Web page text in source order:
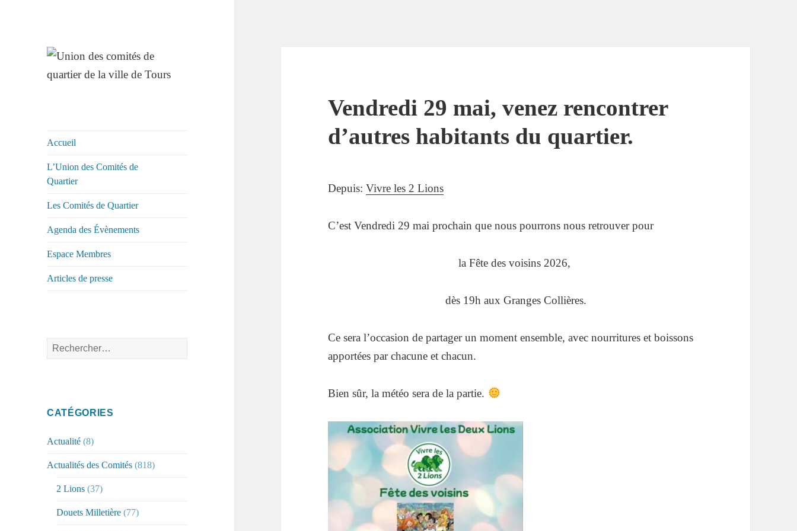
quartier de la ville
de Tours
Accueil
L’Union des Comités de
Quartier
Les Comités de Quartier
Agenda des Évènements
Espace Membres
Articles de presse
Rechercher :
CATÉGORIES
Actualité (8)
Actualités des Comités (818)
2 Lions (37)
Douets Milletière (77)
Vendredi 29 mai, venez rencontrer
d’autres habitants du quartier.
Depuis:Vivre les 2 Lions
C’est Vendredi 29 mai prochain que nous pourrons nous retrouver pour
la Fête des voisins 2026,
dès 19h aux Granges Collières.
Ce sera l’occasion de partager un moment ensemble, avec nourritures et boissons
apportées par chacune et chacun.
Bien sûr, la météo sera de la partie.